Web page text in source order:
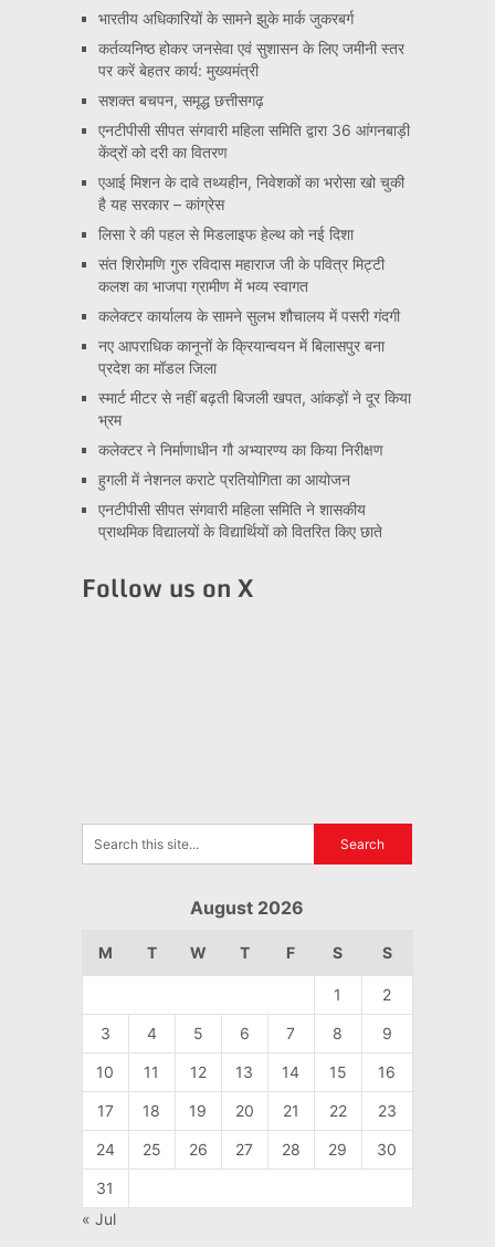
भारतीय अधिकारियों के सामने झुके मार्क जुकरबर्ग
कर्तव्यनिष्ठ होकर जनसेवा एवं सुशासन के लिए जमीनी स्तर
पर करें बेहतर कार्य: मुख्यमंत्री
सशक्त बचपन, समृद्ध छत्तीसगढ़
एनटीपीसी सीपत संगवारी महिला समिति द्वारा 36 आंगनबाड़ी
केंद्रों को दरी का वितरण
एआई मिशन के दावे तथ्यहीन, निवेशकों का भरोसा खो चुकी
है यह सरकार – कांग्रेस
लिसा रे की पहल से मिडलाइफ हेल्थ को नई दिशा
संत शिरोमणि गुरु रविदास महाराज जी के पवित्र मिट्टी
कलश का भाजपा ग्रामीण में भव्य स्वागत
कलेक्टर कार्यालय के सामने सुलभ शौचालय में पसरी गंदगी
नए आपराधिक कानूनों के क्रियान्वयन में बिलासपुर बना
प्रदेश का मॉडल जिला
स्मार्ट मीटर से नहीं बढ़ती बिजली खपत, आंकड़ों ने दूर किया
भ्रम
कलेक्टर ने निर्माणाधीन गौ अभ्यारण्य का किया निरीक्षण
हुगली में नेशनल कराटे प्रतियोगिता का आयोजन
एनटीपीसी सीपत संगवारी महिला समिति ने शासकीय
प्राथमिक विद्यालयों के विद्यार्थियों को वितरित किए छाते
Follow us on X
August 2026
M T W T F S S
1 2
3 4 5 6 7 8 9
10 11 12 13 14 15 16
17 18 19 20 21 22 23
24 25 26 27 28 29 30
31
« Jul